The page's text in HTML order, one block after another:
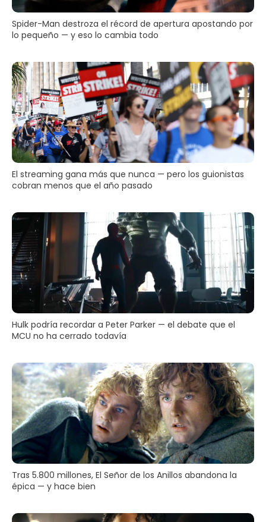
Spider-Man destroza el récord de apertura apostando por
lo pequeño — y eso lo cambia todo
El streaming gana más que nunca — pero los guionistas
cobran menos que el año pasado
Hulk podría recordar a Peter Parker — el debate que el
MCU no ha cerrado todavía
Tras 5.800 millones, El Señor de los Anillos abandona la
épica — y hace bien